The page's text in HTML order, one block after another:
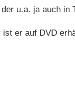
u.a. ja auch in
er auf DVD